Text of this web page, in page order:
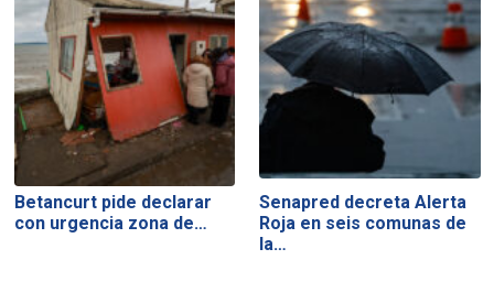
Betancurt pide declarar
con urgencia zona de…
Senapred decreta Alerta
Roja en seis comunas de
la…